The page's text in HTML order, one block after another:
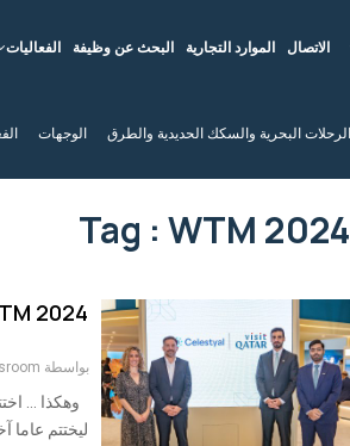
الفعاليات البحث عن وظيفة الموارد التجارية الاتصال
الرحلات البحرية والسكك الحديدية والطرق الوجهات
Tag : WTM 2024
بواسطة
ليختتم عاما